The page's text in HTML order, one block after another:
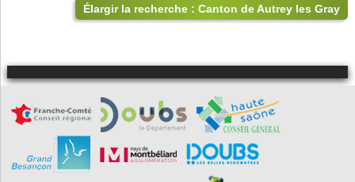
Élargir la recherche : Canton de Autrey les Gray